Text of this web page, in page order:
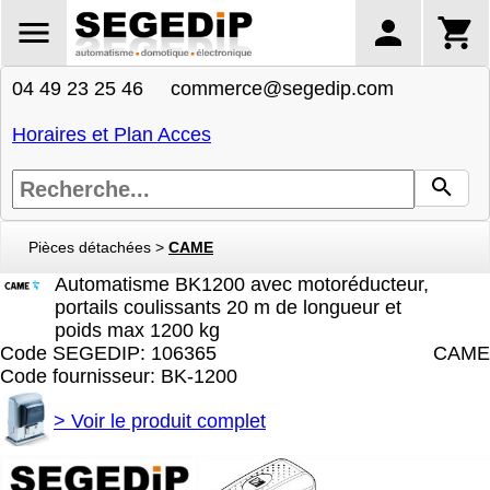
04 49 23 25 46 commerce@segedip.com
Horaires et Plan Acces
Pièces détachées > CAME
Automatisme BK1200 avec motoréducteur,
portails coulissants 20 m de longueur et
poids max 1200 kg
CAME
Code SEGEDIP: 106365
Code fournisseur: BK-1200
> Voir le produit complet